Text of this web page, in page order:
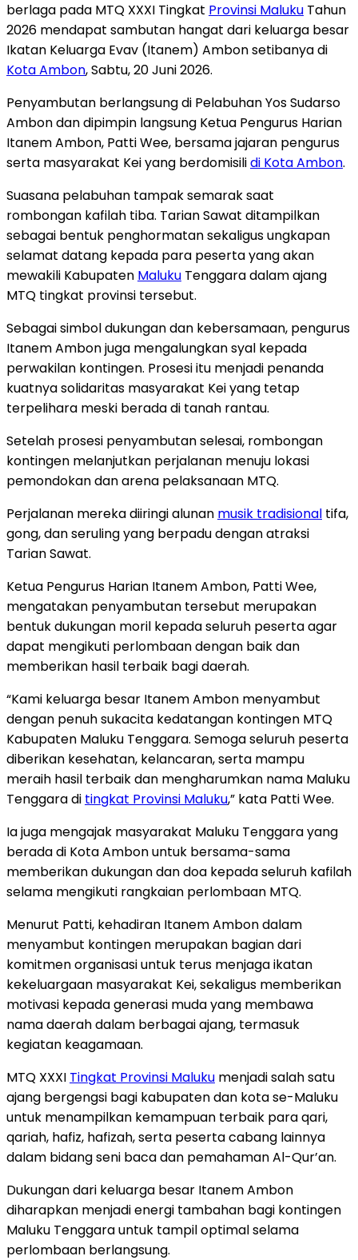
berlaga pada MTQ XXXI Tingkat Provinsi Maluku Tahun
2026 mendapat sambutan hangat dari keluarga besar
Ikatan Keluarga Evav (Itanem) Ambon setibanya di
Kota Ambon, Sabtu, 20 Juni 2026.
Penyambutan berlangsung di Pelabuhan Yos Sudarso
Ambon dan dipimpin langsung Ketua Pengurus Harian
Itanem Ambon, Patti Wee, bersama jajaran pengurus
serta masyarakat Kei yang berdomisilidi Kota Ambon.
Suasana pelabuhan tampak semarak saat
rombongan kafilah tiba. Tarian Sawat ditampilkan
sebagai bentuk penghormatan sekaligus ungkapan
selamat datang kepada para peserta yang akan
mewakili Kabupaten Maluku Tenggara dalam ajang
MTQ tingkat provinsi tersebut.
Sebagai simbol dukungan dan kebersamaan, pengurus
Itanem Ambon juga mengalungkan syal kepada
perwakilan kontingen. Prosesi itu menjadi penanda
kuatnya solidaritas masyarakat Kei yang tetap
terpelihara meski berada di tanah rantau.
Setelah prosesi penyambutan selesai, rombongan
kontingen melanjutkan perjalanan menuju lokasi
pemondokan dan arena pelaksanaan MTQ.
Perjalanan mereka diiringi alunan musik tradisional tifa,
gong, dan seruling yang berpadu dengan atraksi
Tarian Sawat.
Ketua Pengurus Harian Itanem Ambon, Patti Wee,
mengatakan penyambutan tersebut merupakan
bentuk dukungan moril kepada seluruh peserta agar
dapat mengikuti perlombaan dengan baik dan
memberikan hasil terbaik bagi daerah.
“Kami keluarga besar Itanem Ambon menyambut
dengan penuh sukacita kedatangan kontingen MTQ
Kabupaten Maluku Tenggara. Semoga seluruh peserta
diberikan kesehatan, kelancaran, serta mampu
meraih hasil terbaik dan mengharumkan nama Maluku
Tenggara di tingkat Provinsi Maluku,” kata Patti Wee.
Ia juga mengajak masyarakat Maluku Tenggara yang
berada di Kota Ambon untuk bersama-sama
memberikan dukungan dan doa kepada seluruh kafilah
selama mengikuti rangkaian perlombaan MTQ.
Menurut Patti, kehadiran Itanem Ambon dalam
menyambut kontingen merupakan bagian dari
komitmen organisasi untuk terus menjaga ikatan
kekeluargaan masyarakat Kei, sekaligus memberikan
motivasi kepada generasi muda yang membawa
nama daerah dalam berbagai ajang, termasuk
kegiatan keagamaan.
MTQ XXXI Tingkat Provinsi Maluku menjadi salah satu
ajang bergengsi bagi kabupaten dan kota se-Maluku
untuk menampilkan kemampuan terbaik para qari,
qariah, hafiz, hafizah, serta peserta cabang lainnya
dalam bidang seni baca dan pemahaman Al-Qur’an.
Dukungan dari keluarga besar Itanem Ambon
diharapkan menjadi energi tambahan bagi kontingen
Maluku Tenggara untuk tampil optimal selama
perlombaan berlangsung.